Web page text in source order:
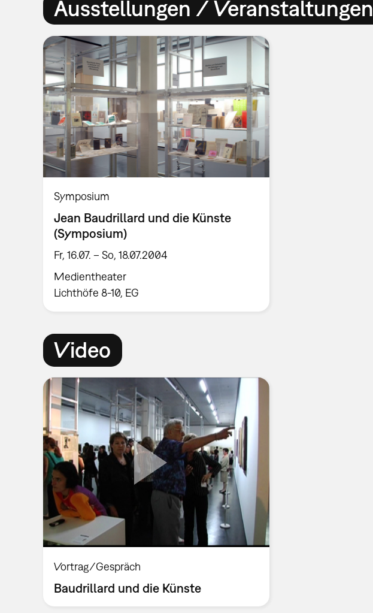
Ausstellungen / Veranstaltungen
Symposium
Jean Baudrillard und die Künste
(Symposium)
Fr, 16.07. – So, 18.07.2004
Medientheater
Lichthöfe 8-10, EG
Video
Vortrag/Gespräch
Baudrillard und die Künste